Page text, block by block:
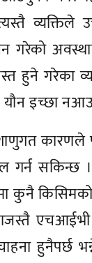
व्यक्तिले
गरेको
हुने गरेका
यौन इच्छा
कारणले
हल गर्न
कुनै